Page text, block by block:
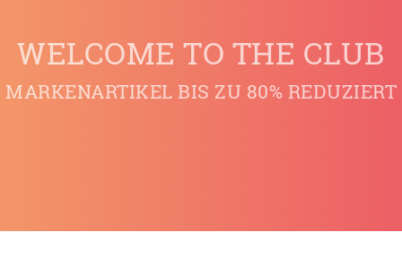
WELCOME TO THE CLUB
MARKENARTIKEL BIS ZU 80% REDUZIERT